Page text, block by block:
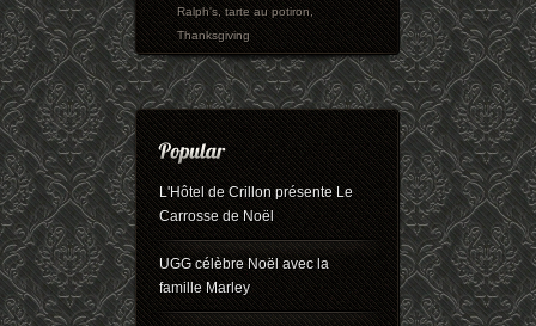
Ralph's,tarte au potiron,
Thanksgiving
L'Hôtel de Crillon présente Le
Carrosse de Noël
UGG célèbre Noël avec la
famille Marley